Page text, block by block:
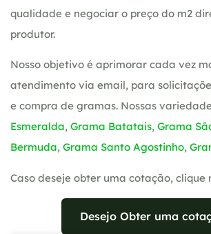
qualidade e negociar o preço do m2
produtor.
Nosso objetivo é aprimorar cada vez
atendimento via email, para
e compra de gramas. Nossas
Esmeralda, Grama Batatais, Grama
Bermuda, Grama Santo Agostinho,
Caso deseje obter uma cotação, clique
Desejo Obter uma